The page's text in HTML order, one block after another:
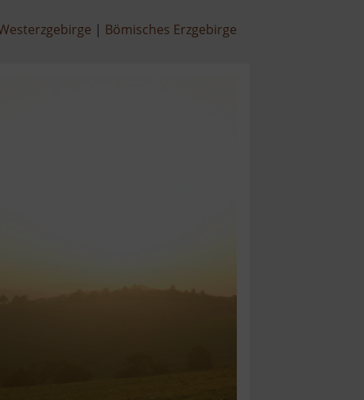
Bömisches Erzgebirge